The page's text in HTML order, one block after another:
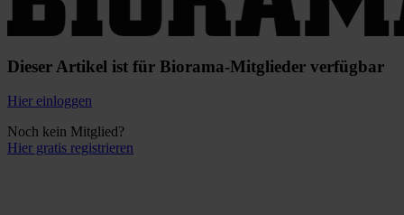
Dieser Artikel ist für Biorama-Mitglieder verfügbar
Hier einloggen
Noch kein Mitglied?
Hier gratis registrieren